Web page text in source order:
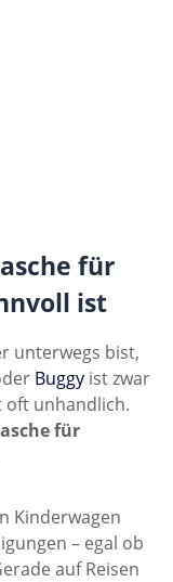
für
ist
unterwegs bist,
Buggy ist zwar
oft unhandlich.
für
Kinderwagen
– egal ob
auf Reisen